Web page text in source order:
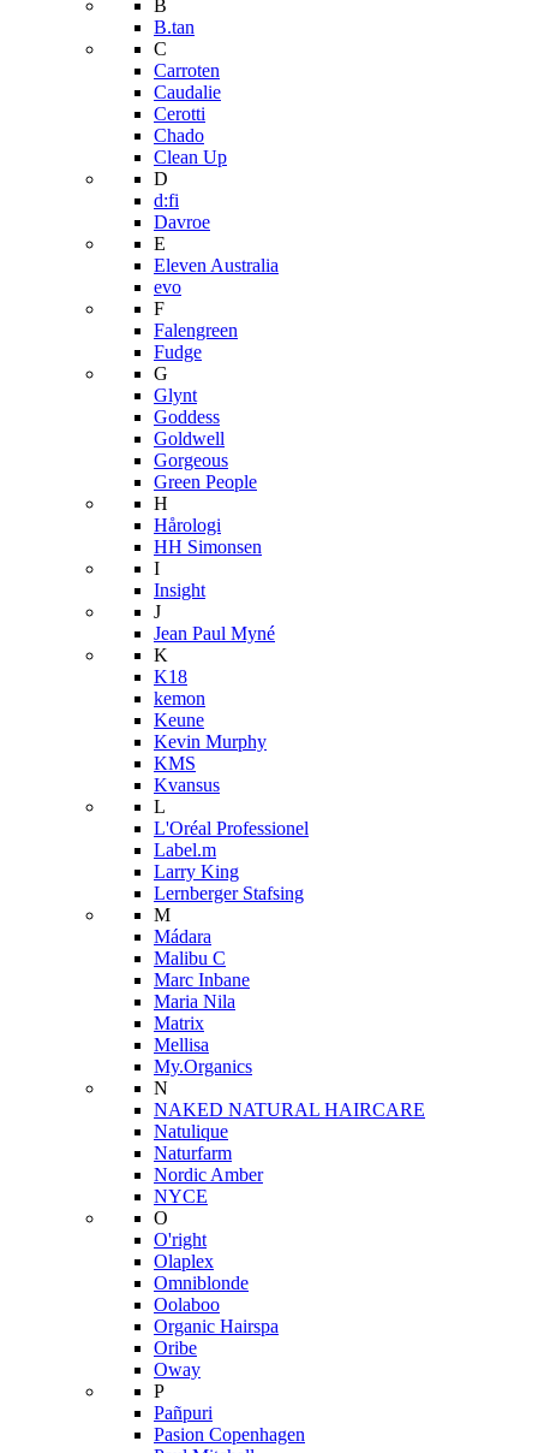
B
B.tan
C
Carroten
Caudalie
Cerotti
Chado
Clean Up
D
d:fi
Davroe
E
Eleven Australia
evo
F
Falengreen
Fudge
G
Glynt
Goddess
Goldwell
Gorgeous
Green People
H
Hårologi
HH Simonsen
I
Insight
J
Jean Paul Myné
K
K18
kemon
Keune
Kevin Murphy
KMS
Kvansus
L
L'Oréal Professionel
Label.m
Larry King
Lernberger Stafsing
M
Mádara
Malibu C
Marc Inbane
Maria Nila
Matrix
Mellisa
My.Organics
N
NAKED NATURAL HAIRCARE
Natulique
Naturfarm
Nordic Amber
NYCE
O
O'right
Olaplex
Omniblonde
Oolaboo
Organic Hairspa
Oribe
Oway
P
Pañpuri
Pasion Copenhagen